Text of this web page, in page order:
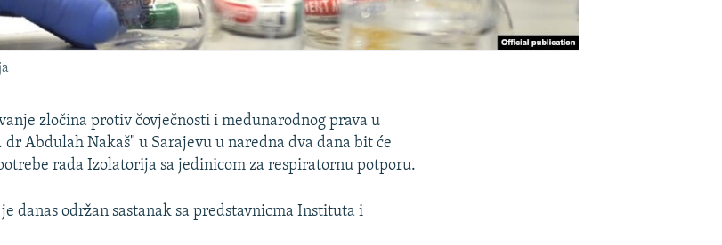
zločina protiv čovječnosti i međunarodnog prava u
Abdulah Nakaš" u Sarajevu u naredna dva dana bit će
rada Izolatorija sa jedinicom za respiratornu potporu.
danas održan sastanak sa predstavnicma Instituta i